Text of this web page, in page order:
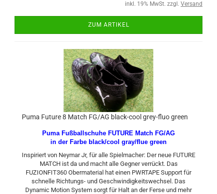
inkl. 19% MwSt. zzgl. Versand
ZUM ARTIKEL
Puma Future 8 Match FG/AG black-cool grey-fluo green
Puma Fußballschuhe FUTURE Match FG/AG
in der Farbe black/cool gray/flue green
Inspiriert von Neymar Jr, für alle Spielmacher: Der neue FUTURE
MATCH ist da und macht alle Gegner verrückt. Das
FUZIONFIT360 Obermaterial hat einen PWRTAPE Support für
schnelle Richtungs- und Geschwindigkeitswechsel. Das
Dynamic Motion System sorgt für Halt an der Ferse und mehr